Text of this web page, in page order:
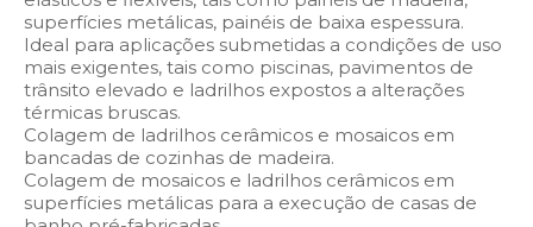
superfícies metálicas, painéis de baixa espessura.
Ideal para aplicações submetidas a condições de uso
mais exigentes, tais como piscinas, pavimentos de
trânsito elevado e ladrilhos expostos a alterações
térmicas bruscas.
Colagem de ladrilhos cerâmicos e mosaicos em
bancadas de cozinhas de madeira.
Colagem de mosaicos e ladrilhos cerâmicos em
superfícies metálicas para a execução de casas de